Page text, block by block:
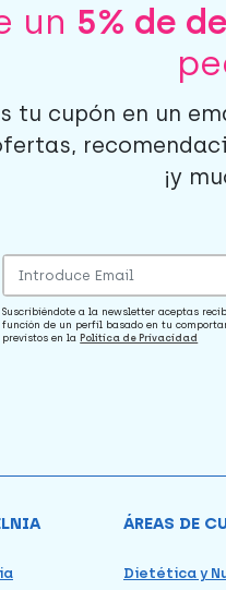
un 5% de
tu cupón en un
¡y
Suscribiéndote a la newsletter aceptas
función de un perfil basado en tu
previstos en laPolítica de Privacidad
ÁREAS DE
Dietética y